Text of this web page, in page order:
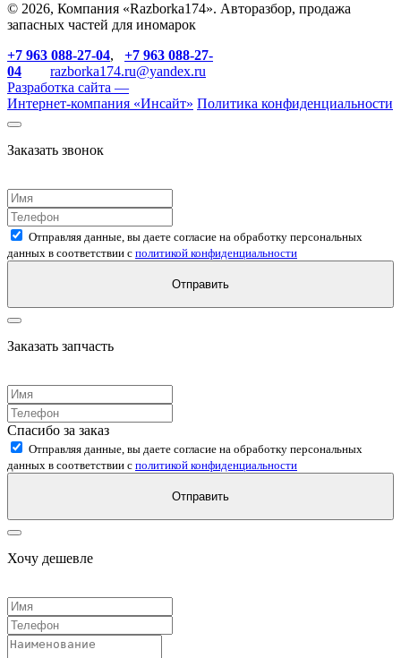
© 2026, Компания «Razborka174». Авторазбор, продажа
запасных частей для иномарок
+7 963 088-27-04, +7 963 088-27-
04
razborka174.ru@yandex.ru
Разработка сайта —
Интернет-компания «Инсайт» Политика конфиденциальности
Заказать звонок
Отправляя данные, вы даете согласие на обработку персональных
данных в соответствии с политикой конфиденциальности
Отправить
Заказать запчасть
Спасибо за заказ
Отправляя данные, вы даете согласие на обработку персональных
данных в соответствии с политикой конфиденциальности
Отправить
Хочу дешевле